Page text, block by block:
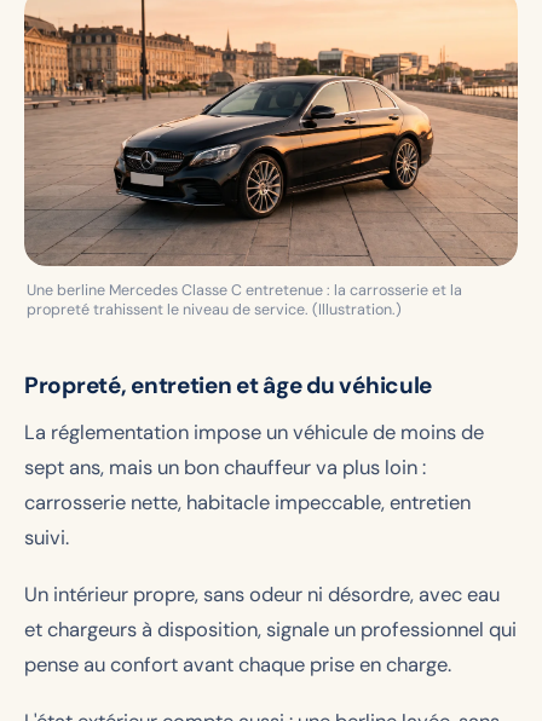
Une berline Mercedes Classe C entretenue : la carrosserie et la
propreté trahissent le niveau de service. (Illustration.)
Propreté, entretien et âge du véhicule
La réglementation impose un véhicule de moins de
sept ans, mais un bon chauffeur va plus loin :
carrosserie nette, habitacle impeccable, entretien
suivi.
Un intérieur propre, sans odeur ni désordre, avec eau
et chargeurs à disposition, signale un professionnel qui
pense au confort avant chaque prise en charge.